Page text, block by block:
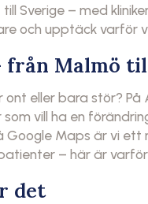
Sverige – med
och upptäck varför
från Malmö
eller bara stör?
vill ha en
Maps är vi ett
– här är
det